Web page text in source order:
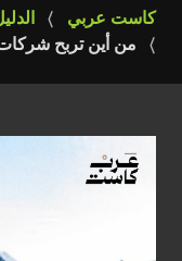
كاست عربي
من أين تربح